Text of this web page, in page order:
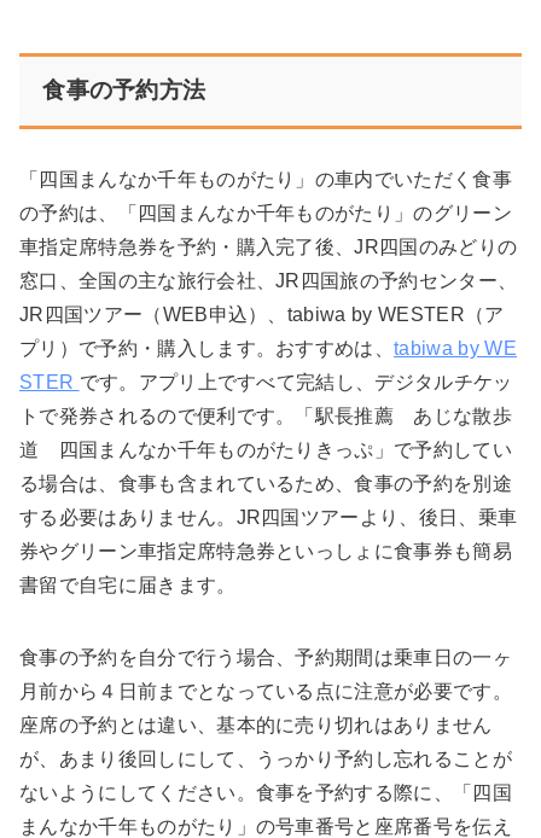
食事の予約方法
「四国まんなか千年ものがたり」の車内でいただく食事
の予約は、「四国まんなか千年ものがたり」のグリーン
車指定席特急券を予約・購入完了後、JR四国のみどりの
窓口、全国の主な旅行会社、JR四国旅の予約センター、
JR四国ツアー（WEB申込）、tabiwa by WESTER（ア
プリ）で予約・購入します。おすすめは、tabiwa by WE
STER です。アプリ上ですべて完結し、デジタルチケッ
トで発券されるので便利です。「駅長推薦 あじな散歩
道 四国まんなか千年ものがたりきっぷ」で予約してい
る場合は、食事も含まれているため、食事の予約を別途
する必要はありません。JR四国ツアーより、後日、乗車
券やグリーン車指定席特急券といっしょに食事券も簡易
書留で自宅に届きます。
食事の予約を自分で行う場合、予約期間は乗車日の一ヶ
月前から ４ 日前までとなっている点に注意が必要です。
座席の予約とは違い、基本的に売り切れはありません
が、あまり後回しにして、うっかり予約し忘れることが
ないようにしてください。食事を予約する際に、「四国
まんなか千年ものがたり」の号車番号と座席番号を伝え